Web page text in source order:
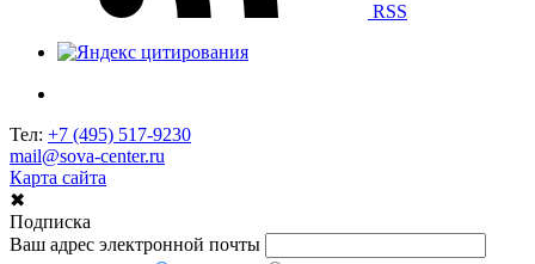
RSS
Тел: +7 (495) 517-9230
mail@sova-center.ru
Карта сайта
✖
Подписка
Ваш адрес электронной почты